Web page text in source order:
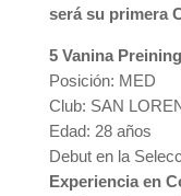
será su primera
5 Vanina
Posición: MED
Club: SAN
Edad: 28 años
Debut en la
Experiencia en